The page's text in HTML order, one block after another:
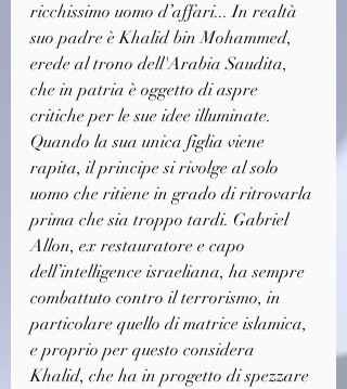
ricchissimo uomo d’affari... In realtà
suo padre è Khalid bin Mohammed,
erede al trono dell'Arabia Saudita,
che in patria è oggetto di aspre
critiche per le sue idee illuminate.
Quando la sua unica figlia viene
rapita, il principe si rivolge al solo
uomo che ritiene in grado di ritrovarla
prima che sia troppo tardi. Gabriel
Allon, ex restauratore e capo
dell’intelligence israeliana, ha sempre
combattuto contro il terrorismo, in
particolare quello di matrice islamica,
e proprio per questo considera
Khalid, che ha in progetto di spezzare